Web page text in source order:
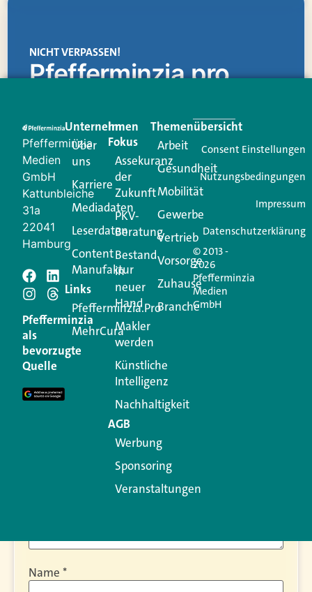
NICHT VERPASSEN!
Pfefferminzia.pro
Creator für Ihre Kundenkommunikation. Alles, was
Ihren Vertriebsalltag leichter macht. Mit nur einem
Login.
Jetzt anmelden
Schreiben Sie einen
Kommentar
Ihre E-Mail-Adresse wird nicht veröffentlicht.
Erforderliche Felder sind mit
Kommentar
Name *
Pfefferminzia
Medien
GmbH
Kattunbleiche
31a
22041
Hamburg
Pfefferminzia
als
bevorzugte
Quelle
Unternehmen
Über
uns
Karriere
Mediadaten
Leserdaten
Content
Manufaktur
Links
Pfefferminzia.Pro
MehrCura
Im
Fokus
Assekuranz
der
Zukunft
PKV-
Beratung
Bestand
in
neuer
Hand
Makler
werden
Künstliche
Intelligenz
Nachhaltigkeit
AGB
Werbung
Sponsoring
Veranstaltungen
Themenübersicht
Arbeit
Gesundheit
Mobilität
Gewerbe
Vertrieb
Vorsorge
Zuhause
Branche
© 2013 -
2026
Pfefferminzia
Medien
GmbH
Consent Einstellungen
Nutzungsbedingungen
Impressum
Datenschutzerklärung